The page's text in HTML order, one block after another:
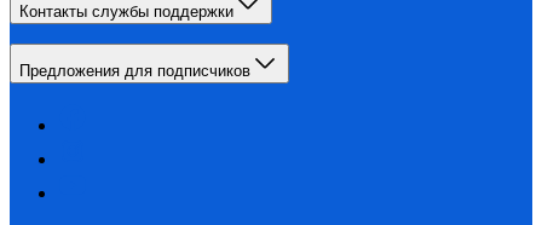
Контакты службы поддержки
Предложения для подписчиков